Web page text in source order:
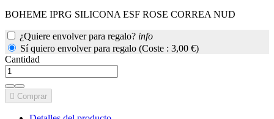
BOHEME IPRG SILICONA ESF ROSE CORREA NUD
¿Quiere envolver para regalo? info
Sí quiero envolver para regalo (Coste : 3,00 €)
Cantidad
 Comprar